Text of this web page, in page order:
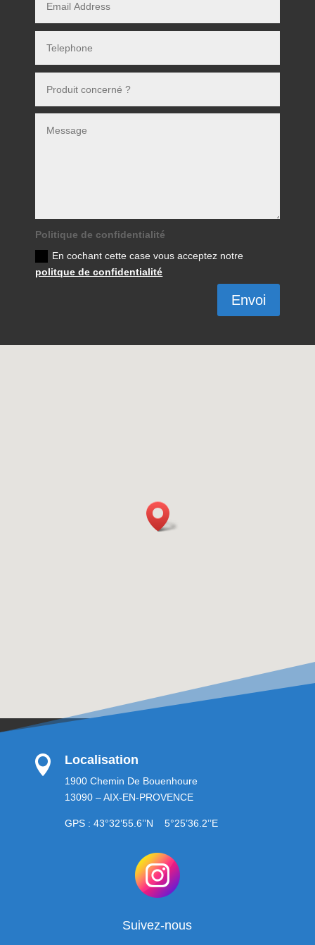
Politique de confidentialité
En cochant cette case vous acceptez notre
politque de confidentialité
Envoi
 Localisation
1900 Chemin De Bouenhoure
13090 – AIX-EN-PROVENCE
GPS : 43°32’55.6’’N 5°25’36.2’’E
Suivez-nous